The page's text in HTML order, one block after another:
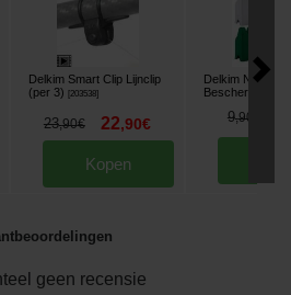
Delkim Smart Clip Lijnclip
(per 3) [203538]
23,90€ 22,90€
Kopen
Delkim New
Beschermhoes
9,90
geen recensie